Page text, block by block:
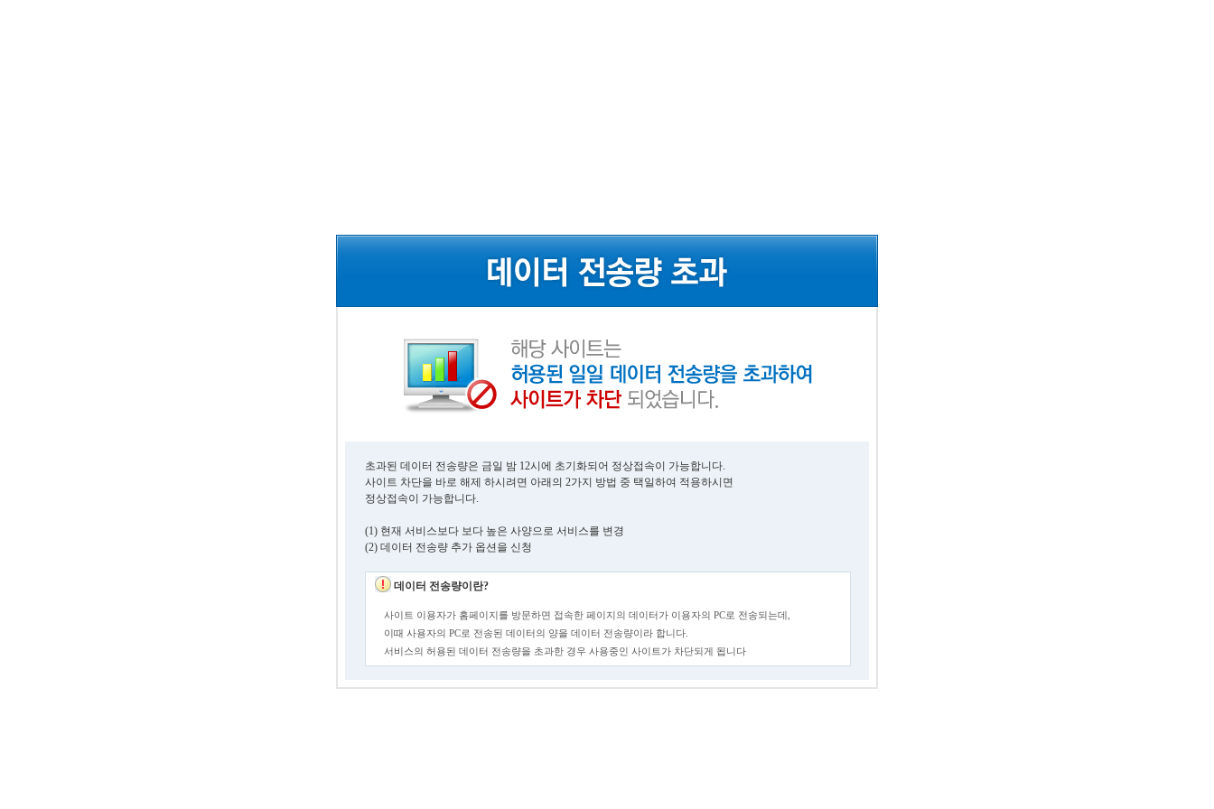
초과된 데이터 전송량은 금일 밤 12시에 초기화되어 정상접속이 가능합니다.
사이트 차단을 바로 해제 하시려면 아래의 2가지 방법 중 택일하여 적용하시면
정상접속이 가능합니다.
(1) 현재 서비스보다 보다 높은 사양으로 서비스를 변경
(2) 데이터 전송량 추가 옵션을 신청
데이터 전송량이란?
사이트 이용자가 홈페이지를 방문하면 접속한 페이지의 데이터가 이용자의 PC로 전송되는데,
이때 사용자의 PC로 전송된 데이터의 양을 데이터 전송량이라 합니다.
서비스의 허용된 데이터 전송량을 초과한 경우 사용중인 사이트가 차단되게 됩니다